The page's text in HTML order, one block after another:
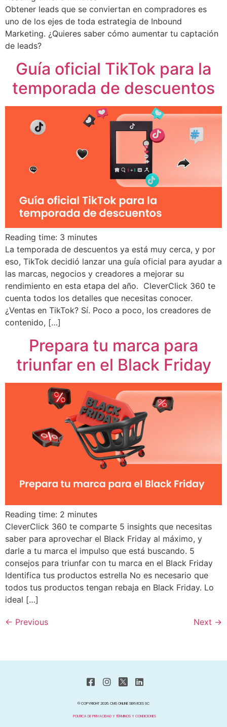
Obtener leads que se conviertan en compradores es
uno de los ejes de toda estrategia de Inbound
Marketing. ¿Quieres saber cómo aumentar tu captación
de leads?
Guía oficial TikTok para la
temporada de descuentos
Reading time: 3 minutes
La temporada de descuentos ya está muy cerca, y por
eso, TikTok decidió lanzar una guía oficial para ayudar a
las marcas, negocios y creadores a mejorar su
rendimiento en esta etapa del año. CleverClick 360 te
cuenta todos los detalles que necesitas conocer.
¿Ventas en TikTok? Sí. Poco a poco, los creadores de
contenido, […]
Prepara tu marca para
triunfar en el Black Friday
Reading time: 2 minutes
CleverClick 360 te comparte 5 insights que necesitas
saber para aprovechar el Black Friday al máximo, y
darle a tu marca el impulso que está buscando. 5
consejos para triunfar con tu marca en el Black Friday
Identifica tus productos estrella No es necesario que
todos tus productos tengan rebaja en Black Friday. Lo
ideal […]
← Previous Next →
© COPYRIGHT 2026. CMS ONLINE SERVICES SC
POLITICA DE PRIVACIDAD Y TÉRMINOS Y CONDICIONES